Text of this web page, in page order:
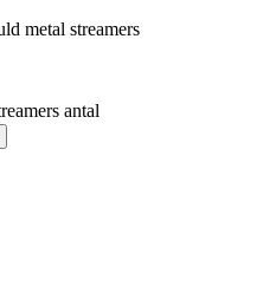
metal streamers
antal